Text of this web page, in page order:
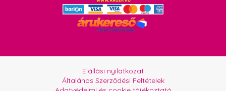
Elállási nyilatkozat
Általános Szerződési Feltételek